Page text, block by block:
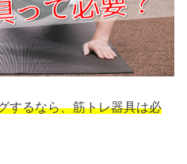
するなら、筋トレ器具は必